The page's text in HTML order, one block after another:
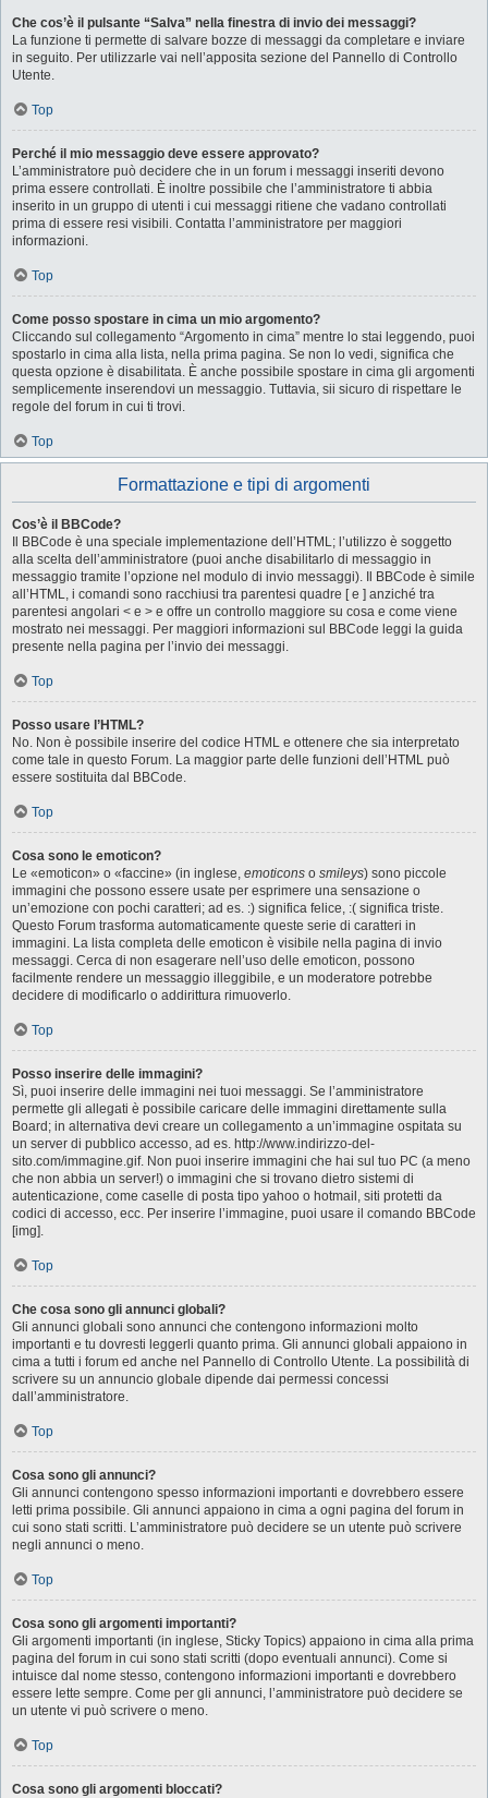
Che cos’è il pulsante “Salva” nella finestra di invio dei messaggi?
La funzione ti permette di salvare bozze di messaggi da completare e inviare
in seguito. Per utilizzarle vai nell’apposita sezione del Pannello di Controllo
Utente.
Top
Perché il mio messaggio deve essere approvato?
L’amministratore può decidere che in un forum i messaggi inseriti devono
prima essere controllati. È inoltre possibile che l’amministratore ti abbia
inserito in un gruppo di utenti i cui messaggi ritiene che vadano controllati
prima di essere resi visibili. Contatta l’amministratore per maggiori
informazioni.
Top
Come posso spostare in cima un mio argomento?
Cliccando sul collegamento “Argomento in cima” mentre lo stai leggendo, puoi
spostarlo in cima alla lista, nella prima pagina. Se non lo vedi, significa che
questa opzione è disabilitata. È anche possibile spostare in cima gli argomenti
semplicemente inserendovi un messaggio. Tuttavia, sii sicuro di rispettare le
regole del forum in cui ti trovi.
Top
Formattazione e tipi di argomenti
Cos’è il BBCode?
Il BBCode è una speciale implementazione dell’HTML; l’utilizzo è soggetto
alla scelta dell’amministratore (puoi anche disabilitarlo di messaggio in
messaggio tramite l’opzione nel modulo di invio messaggi). Il BBCode è simile
all’HTML, i comandi sono racchiusi tra parentesi quadre [ e ] anziché tra
parentesi angolari < e > e offre un controllo maggiore su cosa e come viene
mostrato nei messaggi. Per maggiori informazioni sul BBCode leggi la guida
presente nella pagina per l’invio dei messaggi.
Top
Posso usare l’HTML?
No. Non è possibile inserire del codice HTML e ottenere che sia interpretato
come tale in questo Forum. La maggior parte delle funzioni dell’HTML può
essere sostituita dal BBCode.
Top
Cosa sono le emoticon?
Le «emoticon» o «faccine» (in inglese, emoticons o smileys) sono piccole
immagini che possono essere usate per esprimere una sensazione o
un’emozione con pochi caratteri; ad es. :) significa felice, :( significa triste.
Questo Forum trasforma automaticamente queste serie di caratteri in
immagini. La lista completa delle emoticon è visibile nella pagina di invio
messaggi. Cerca di non esagerare nell’uso delle emoticon, possono
facilmente rendere un messaggio illeggibile, e un moderatore potrebbe
decidere di modificarlo o addirittura rimuoverlo.
Top
Posso inserire delle immagini?
Sì, puoi inserire delle immagini nei tuoi messaggi. Se l’amministratore
permette gli allegati è possibile caricare delle immagini direttamente sulla
Board; in alternativa devi creare un collegamento a un’immagine ospitata su
un server di pubblico accesso, ad es. http://www.indirizzo-del-
sito.com/immagine.gif. Non puoi inserire immagini che hai sul tuo PC (a meno
che non abbia un server!) o immagini che si trovano dietro sistemi di
autenticazione, come caselle di posta tipo yahoo o hotmail, siti protetti da
codici di accesso, ecc. Per inserire l’immagine, puoi usare il comando BBCode
[img].
Top
Che cosa sono gli annunci globali?
Gli annunci globali sono annunci che contengono informazioni molto
importanti e tu dovresti leggerli quanto prima. Gli annunci globali appaiono in
cima a tutti i forum ed anche nel Pannello di Controllo Utente. La possibilità di
scrivere su un annuncio globale dipende dai permessi concessi
dall’amministratore.
Top
Cosa sono gli annunci?
Gli annunci contengono spesso informazioni importanti e dovrebbero essere
letti prima possibile. Gli annunci appaiono in cima a ogni pagina del forum in
cui sono stati scritti. L’amministratore può decidere se un utente può scrivere
negli annunci o meno.
Top
Cosa sono gli argomenti importanti?
Gli argomenti importanti (in inglese, Sticky Topics) appaiono in cima alla prima
pagina del forum in cui sono stati scritti (dopo eventuali annunci). Come si
intuisce dal nome stesso, contengono informazioni importanti e dovrebbero
essere lette sempre. Come per gli annunci, l’amministratore può decidere se
un utente vi può scrivere o meno.
Top
Cosa sono gli argomenti bloccati?